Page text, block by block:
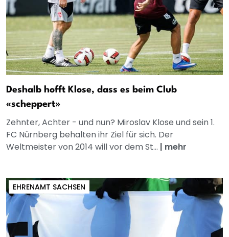
Deshalb hofft Klose, dass es beim Club
«scheppert»
Zehnter, Achter - und nun? Miroslav Klose und sein 1.
FC Nürnberg behalten ihr Ziel für sich. Der
Weltmeister von 2014 will vor dem St... | mehr
EHRENAMT SACHSEN